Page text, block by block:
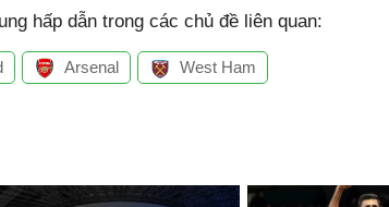
hấp dẫn trong các chủ đề liên quan:
Arsenal West Ham